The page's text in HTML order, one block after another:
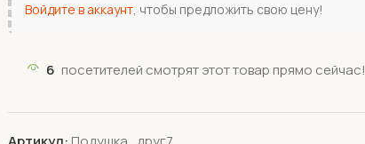
Войдите в аккаунт, чтобы предложить свою цену!
6 посетителей смотрят этот товар прямо сейчас!